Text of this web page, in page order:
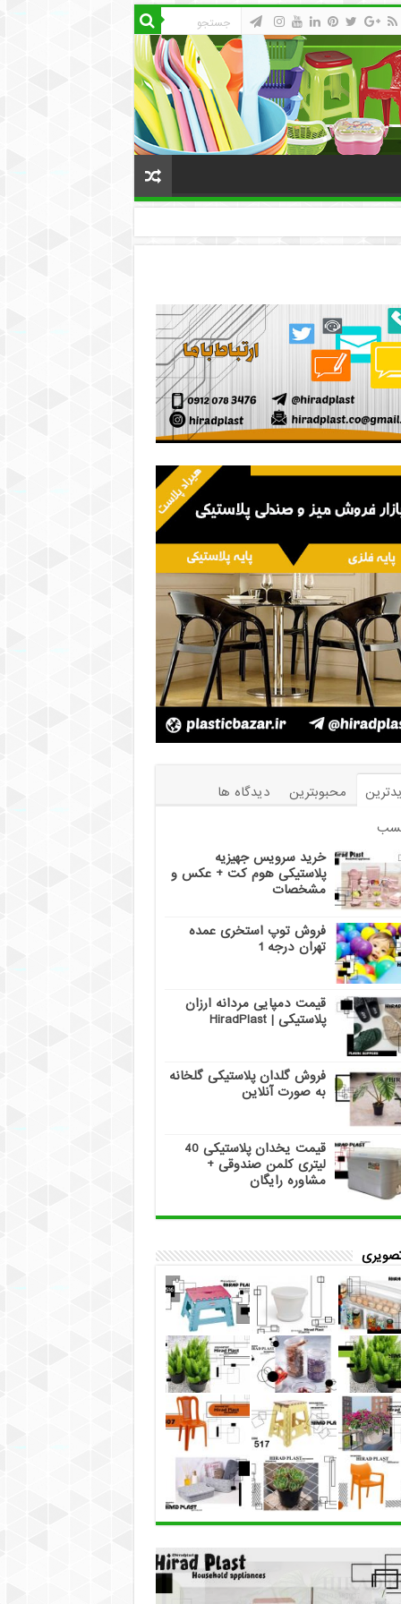
محبوبترین
دیدگاه ها
خرید سرویس جهیزیه
پلاستیکی هوم کت + عکس و
مشخصات
فروش توپ استخری عمده
تهران درجه 1
قیمت دمپایی مردانه ارزان
پلاستیکی | HiradPlast
فروش گلدان پلاستیکی گلخانه
به صورت آنلاین
قیمت یخدان پلاستیکی 40
لیتری کلمن صندوقی +
مشاوره رایگان